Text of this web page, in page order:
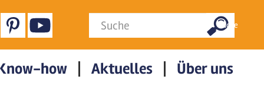
Suchformular Suche
how Aktuelles Über uns